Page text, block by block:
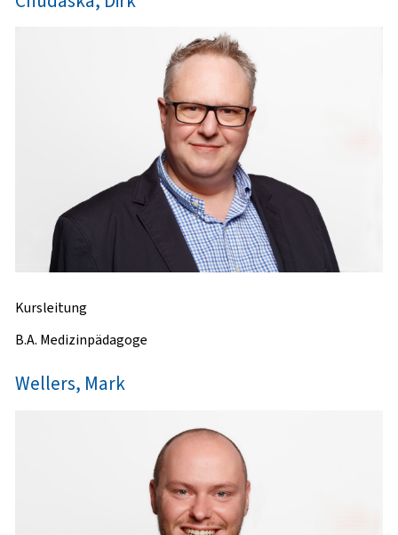
Kursleitung
B.A. Medizinpädagoge
Wellers, Mark